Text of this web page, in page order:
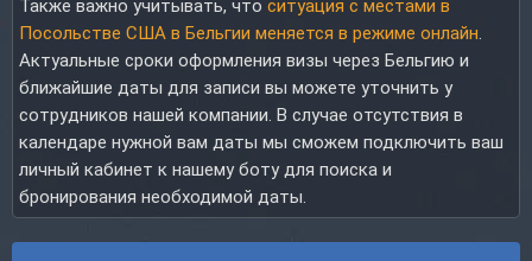
Также важно учитывать, что ситуация с местами в
Посольстве США в Бельгии меняется в режиме онлайн
Актуальные сроки оформления визы через Бельгию и
ближайшие даты для записи вы можете уточнить у
сотрудников нашей компании. В случае отсутствия в
календаре нужной вам даты мы сможем подключить ваш
личный кабинет к нашему боту для поиска и
бронирования необходимой даты.